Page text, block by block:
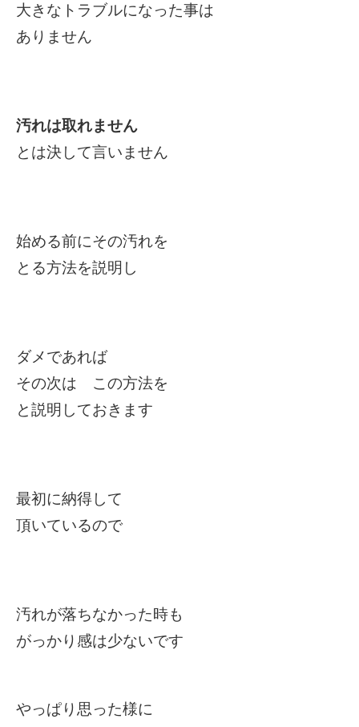
大きなトラブルになった事は
ありません
汚れは取れません
とは決して言いません
始める前にその汚れを
とる方法を説明し
ダメであれば
その次は この方法を
と説明しておきます
最初に納得して
頂いているので
汚れが落ちなかった時も
がっかり感は少ないです
やっぱり思った様に